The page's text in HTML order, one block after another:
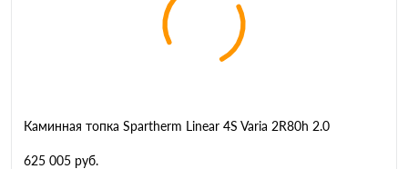
Каминная топка Spartherm Linear 4S Varia 2R80h 2.0
625 005 руб.